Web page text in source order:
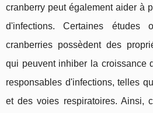
cranberry peut également aider à
d'infections. Certaines études
cranberries possèdent des
qui peuvent inhiber la croissance
responsables d'infections, telles
et des voies respiratoires. Ainsi,